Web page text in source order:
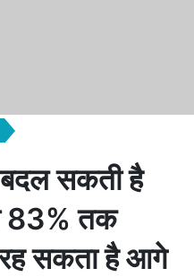
बदल सकती है
83% तक
सकता है आगे